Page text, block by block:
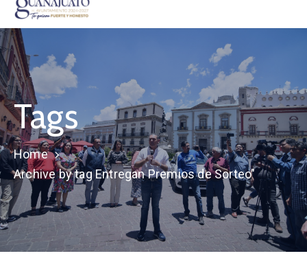
Noticias
Transparencia
Obra
Pública
Biblioteca
Tags
Home
Archive by tag Entregan Premios de Sorteo"